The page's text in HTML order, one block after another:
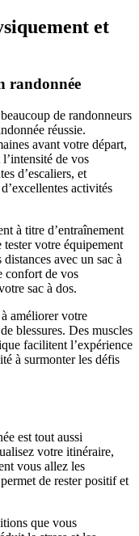
et
randonnée
de randonneurs
réussie.
avant votre départ,
de vos
d’escaliers, et
activités
à titre d’entraînement
tester votre équipement
avec un sac à
confort de vos
sac à dos.
améliorer votre
blessures. Des muscles
facilitent l’expérience
à surmonter les défis
est tout aussi
votre itinéraire,
vous allez les
de rester positif et
que vous